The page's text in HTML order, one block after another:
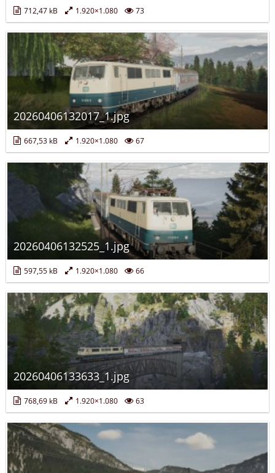
712,47 kB 1.920×1.080 73
20260406132017_1.jpg
667,53 kB 1.920×1.080 67
20260406132525_1.jpg
597,55 kB 1.920×1.080 66
20260406133633_1.jpg
768,69 kB 1.920×1.080 63